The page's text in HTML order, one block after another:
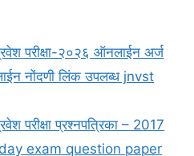
परीक्षा-२०२६ ऑनलाईन अर्ज
नोंदणी लिंक उपलब्ध jnvst
परीक्षा प्रश्नपत्रिका – 2017
exam question paper